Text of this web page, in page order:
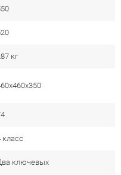
кг
класс
ключевых